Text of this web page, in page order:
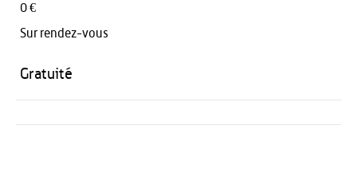
0 €
Sur rendez-vous
Gratuité